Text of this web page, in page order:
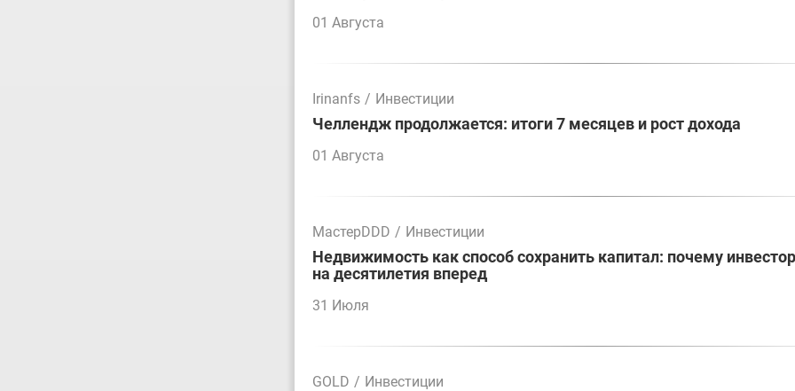
01 Августа
Irinanfs / Инвестиции
Челлендж продолжается: итоги 7 месяцев и рост дохода
01 Августа
МастерDDD / Инвестиции
Недвижимость как способ сохранить капитал: почему
на десятилетия вперед
31 Июля
GOLD / Инвестиции